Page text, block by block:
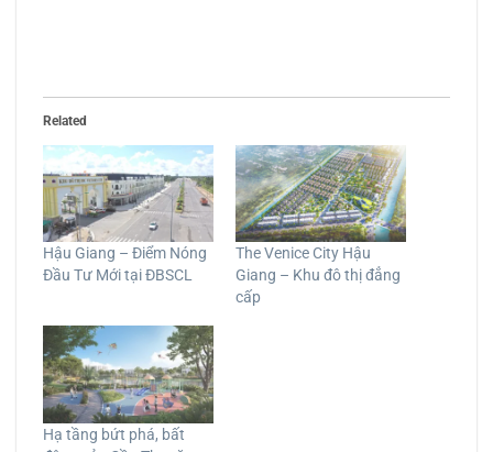
Related
Hậu Giang – Điểm Nóng
Đầu Tư Mới tại ĐBSCL
The Venice City Hậu
Giang – Khu đô thị đẳng
cấp
Hạ tầng bứt phá, bất